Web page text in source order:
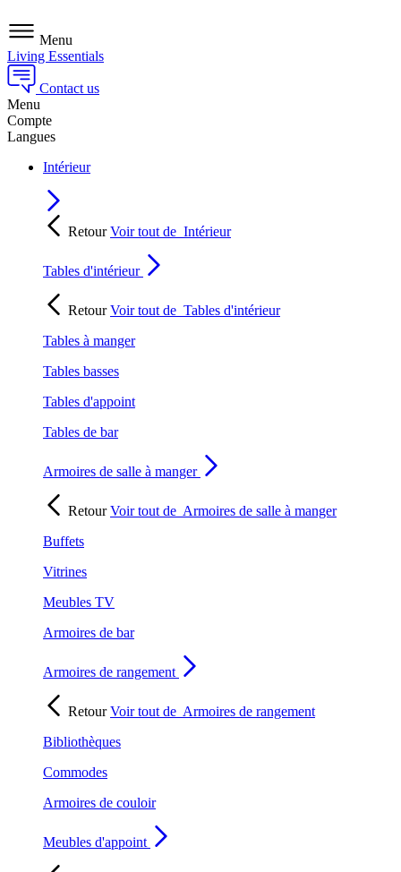
Menu
Living Essentials
Contact us
Menu
Compte
Langues
Intérieur
RetourVoir tout de Intérieur
Tables d'intérieur
RetourVoir tout de Tables d'intérieur
Tables à manger
Tables basses
Tables d'appoint
Tables de bar
Armoires de salle à manger
RetourVoir tout de Armoires de salle à manger
Buffets
Vitrines
Meubles TV
Armoires de bar
Armoires de rangement
RetourVoir tout de Armoires de rangement
Bibliothèques
Commodes
Armoires de couloir
Meubles d'appoint